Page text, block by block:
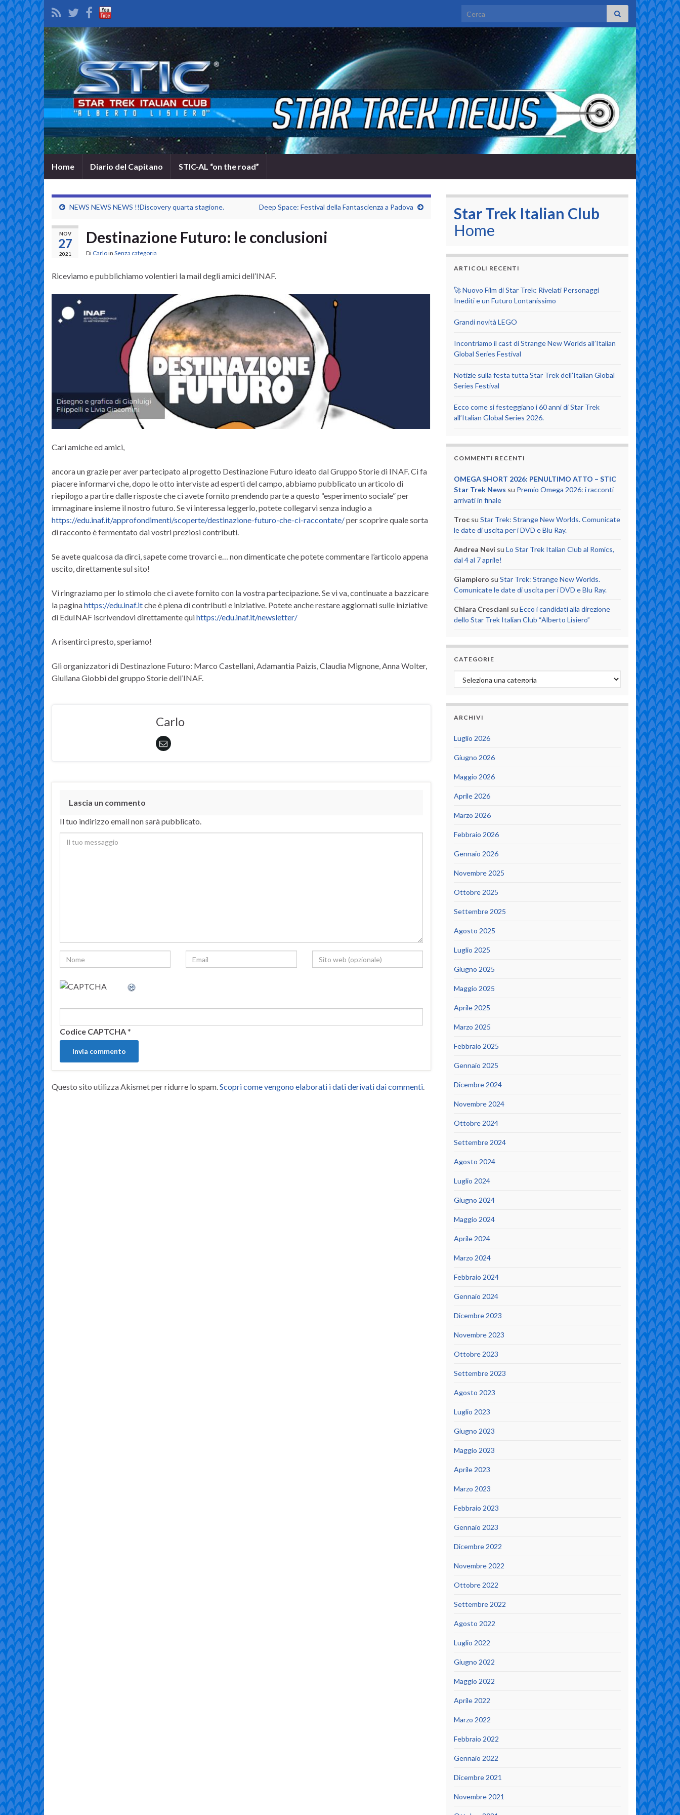
Search for:
Home Diario del Capitano STIC-AL “on the road”
NEWS NEWS NEWS !!Discovery quarta stagione. Deep Space: Festival della Fantascienza a Padova
NOV
27
2021
Destinazione Futuro: le conclusioni
Di Carloin Senza categoria
Riceviamo e pubblichiamo volentieri la mail degli amici dell’INAF.
Cari amiche ed amici,
ancora un grazie per aver partecipato al progetto Destinazione Futuro ideato dal Gruppo Storie di INAF. Ci fa
piacere informarvi che, dopo le otto interviste ad esperti del campo, abbiamo pubblicato un articolo di
riepilogo a partire dalle risposte che ci avete fornito prendendo parte a questo “esperimento sociale” per
immaginare insieme il nostro futuro. Se vi interessa leggerlo, potete collegarvi senza indugio a
https://edu.inaf.it/approfondimenti/scoperte/destinazione-futuro-che-ci-raccontate/per scoprire quale sorta
di racconto è fermentato dai vostri preziosi contributi.
Se avete qualcosa da dirci, sapete come trovarci e… non dimenticate che potete commentare l’articolo appena
uscito, direttamente sul sito!
Vi ringraziamo per lo stimolo che ci avete fornito con la vostra partecipazione. Se vi va, continuate a bazzicare
la paginahttps://edu.inaf.itche è piena di contributi e iniziative. Potete anche restare aggiornati sulle iniziative
di EduINAF iscrivendovi direttamente quihttps://edu.inaf.it/newsletter/
A risentirci presto, speriamo!
Gli organizzatori di Destinazione Futuro: Marco Castellani, Adamantia Paizis, Claudia Mignone, Anna Wolter,
Giuliana Giobbi del gruppo Storie dell’INAF.
Carlo
Lascia un commento
Il tuo indirizzo email non sarà pubblicato.
Codice CAPTCHA*
Questo sito utilizza Akismet per ridurre lo spam.Scopri come vengono elaborati i dati derivati dai commenti.
Star Trek Italian Club
Home
ARTICOLI RECENTI
🚀 Nuovo Film di Star Trek: Rivelati Personaggi
Inediti e un Futuro Lontanissimo
Grandi novità LEGO
Incontriamo il cast di Strange New Worlds all’Italian
Global Series Festival
Notizie sulla festa tutta Star Trek dell’Italian Global
Series Festival
Ecco come si festeggiano i 60 anni di Star Trek
all’Italian Global Series 2026.
COMMENTI RECENTI
OMEGA SHORT 2026: PENULTIMO ATTO – STIC
Star Trek News su Premio Omega 2026: i racconti
arrivati in finale
Troc su Star Trek: Strange New Worlds. Comunicate
le date di uscita per i DVD e Blu Ray.
Andrea Nevi su Lo Star Trek Italian Club al Romics,
dal 4 al 7 aprile!
Giampiero su Star Trek: Strange New Worlds.
Comunicate le date di uscita per i DVD e Blu Ray.
Chiara Cresciani su Ecco i candidati alla direzione
dello Star Trek Italian Club “Alberto Lisiero”
CATEGORIE
Categorie
ARCHIVI
Luglio 2026
Giugno 2026
Maggio 2026
Aprile 2026
Marzo 2026
Febbraio 2026
Gennaio 2026
Novembre 2025
Ottobre 2025
Settembre 2025
Agosto 2025
Luglio 2025
Giugno 2025
Maggio 2025
Aprile 2025
Marzo 2025
Febbraio 2025
Gennaio 2025
Dicembre 2024
Novembre 2024
Ottobre 2024
Settembre 2024
Agosto 2024
Luglio 2024
Giugno 2024
Maggio 2024
Aprile 2024
Marzo 2024
Febbraio 2024
Gennaio 2024
Dicembre 2023
Novembre 2023
Ottobre 2023
Settembre 2023
Agosto 2023
Luglio 2023
Giugno 2023
Maggio 2023
Aprile 2023
Marzo 2023
Febbraio 2023
Gennaio 2023
Dicembre 2022
Novembre 2022
Ottobre 2022
Settembre 2022
Agosto 2022
Luglio 2022
Giugno 2022
Maggio 2022
Aprile 2022
Marzo 2022
Febbraio 2022
Gennaio 2022
Dicembre 2021
Novembre 2021